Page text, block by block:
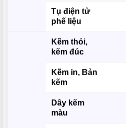
Tụ điện tử
phế liệu
Kẽm thỏi,
kẽm đúc
Kẽm in, Bản
kẽm
Dây kẽm
màu